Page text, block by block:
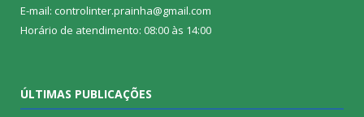
E-mail: controlinter.prainha@gmail.com
Horário de atendimento: 08:00 às 14:00
ÚLTIMAS PUBLICAÇÕES